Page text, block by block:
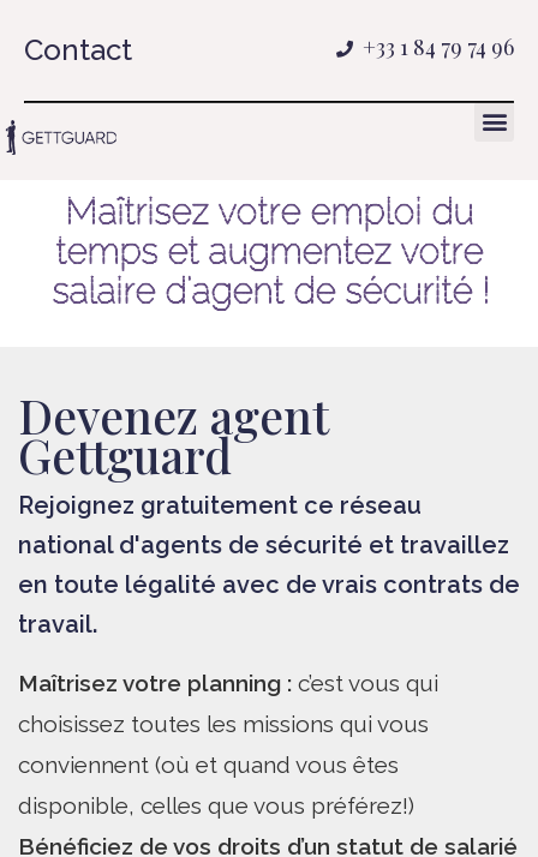
Contact +33 1 84 79 74 96
Maîtrisez votre emploi du
temps et augmentez votre
salaire d'agent de sécurité !
Devenez agent
Gettguard
Rejoignez gratuitement ce réseau
national d'agents de sécurité et travaillez
en toute légalité avec de vrais contrats de
travail.
Maîtrisez votre planning : c’est vous qui
choisissez toutes les missions qui vous
conviennent (où et quand vous êtes
disponible, celles que vous préférez!)
Bénéficiez de vos droits d’un statut de salarié